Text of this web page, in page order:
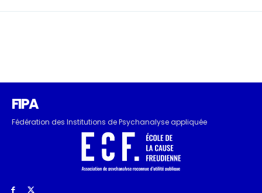
FIPA
Fédération des Institutions de Psychanalyse appliquée